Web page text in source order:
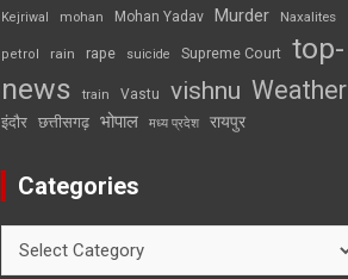
Kejriwal mohan Mohan Yadav Murder Naxalites
petrol rain rape suicide Supreme Court top-
news
train Vastu vishnu Weather
इंदौर छत्तीसगढ़ भोपाल मध्य प्रदेश रायपुर
Categories